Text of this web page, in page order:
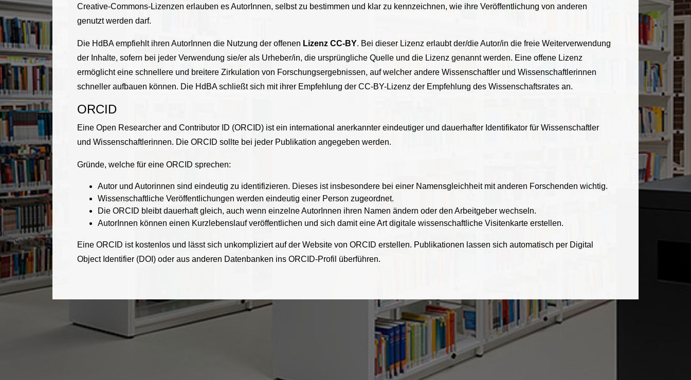
Creative-Commons-Lizenzen erlauben es AutorInnen, selbst zu bestimmen und klar zu kennzeichnen, wie ihre Veröffentlichung von anderen
genutzt werden darf.
Die HdBA empfiehlt ihren AutorInnen die Nutzung der offenen Lizenz CC-BY. Bei dieser Lizenz erlaubt der/die Autor/in die freie Weiterverwendung
der Inhalte, sofern bei jeder Verwendung sie/er als Urheber/in, die ursprüngliche Quelle und die Lizenz genannt werden. Eine offene Lizenz
ermöglicht eine schnellere und breitere Zirkulation von Forschungsergebnissen, auf welcher andere Wissenschaftler und Wissenschaftlerinnen
schneller aufbauen können. Die HdBA schließt sich mit ihrer Empfehlung der CC-BY-Lizenz der Empfehlung des Wissenschaftsrates an.
ORCID
Eine Open Researcher and Contributor ID (ORCID) ist ein international anerkannter eindeutiger und dauerhafter Identifikator für Wissenschaftler
und Wissenschaftlerinnen. Die ORCID sollte bei jeder Publikation angegeben werden.
Gründe, welche für eine ORCID sprechen:
Autor und Autorinnen sind eindeutig zu identifizieren. Dieses ist insbesondere bei einer Namensgleichheit mit anderen Forschenden wichtig.
Wissenschaftliche Veröffentlichungen werden eindeutig einer Person zugeordnet.
Die ORCID bleibt dauerhaft gleich, auch wenn einzelne AutorInnen ihren Namen ändern oder den Arbeitgeber wechseln.
AutorInnen können einen Kurzlebenslauf veröffentlichen und sich damit eine Art digitale wissenschaftliche Visitenkarte erstellen.
Eine ORCID ist kostenlos und lässt sich unkompliziert auf der Website von ORCID erstellen. Publikationen lassen sich automatisch per Digital
Object Identifier (DOI) oder aus anderen Datenbanken ins ORCID-Profil überführen.